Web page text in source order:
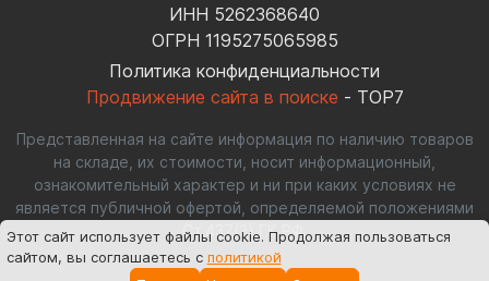
ИНН 5262368640
ОГРН 1195275065985
Политика конфиденциальности
Продвижение сайта в поиске - TOP7
Представленная на сайте информация по наличию товаров
на складе, их стоимости, носит информационный,
ознакомительный характер и ни при каких условиях не
является публичной офертой, определяемой положениями
Ст.437(2) ГК РФ.
Этот сайт использует файлы cookie. Продолжая пользоваться
сайтом, вы соглашаетесь с политикой